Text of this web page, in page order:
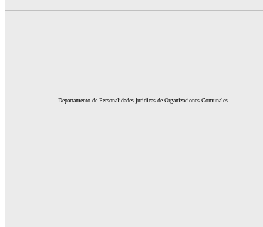
Departamento de Personalidades jurídicas de Organizaciones Comunales